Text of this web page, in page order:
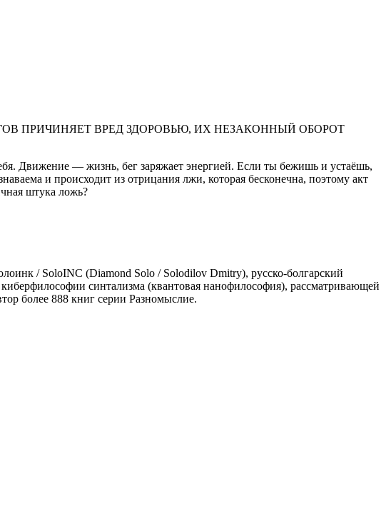
ПРИЧИНЯЕТ ВРЕД ЗДОРОВЬЮ, ИХ НЕЗАКОННЫЙ ОБОРОТ
Движение — жизнь, бег заряжает энергией. Если ты бежишь и устаёшь,
и происходит из отрицания лжи, которая бесконечна, поэтому акт
штука ложь?
/ SoloINC (Diamond Solo / Solodilov Dmitry), русско-болгарский
синтализма (квантовая нанофилософия), рассматривающей
более 888 книг серии Разномыслие.